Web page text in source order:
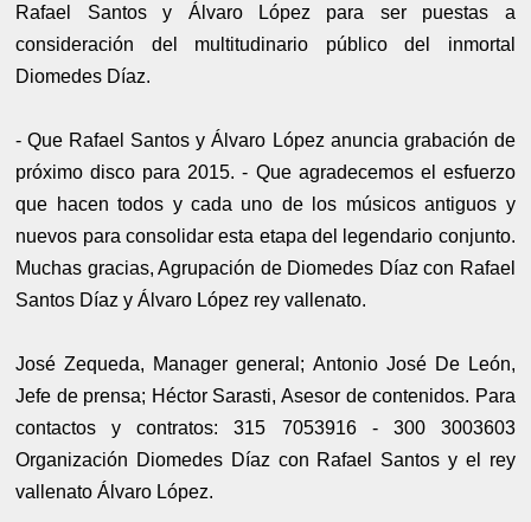
Rafael Santos y Álvaro López para ser puestas a
consideración del multitudinario público del inmortal
Diomedes Díaz.
- Que Rafael Santos y Álvaro López anuncia grabación de
próximo disco para 2015. - Que agradecemos el esfuerzo
que hacen todos y cada uno de los músicos antiguos y
nuevos para consolidar esta etapa del legendario conjunto.
Muchas gracias, Agrupación de Diomedes Díaz con Rafael
Santos Díaz y Álvaro López rey vallenato.
José Zequeda, Manager general; Antonio José De León,
Jefe de prensa; Héctor Sarasti, Asesor de contenidos. Para
contactos y contratos: 315 7053916 - 300 3003603
Organización Diomedes Díaz con Rafael Santos y el rey
vallenato Álvaro López.